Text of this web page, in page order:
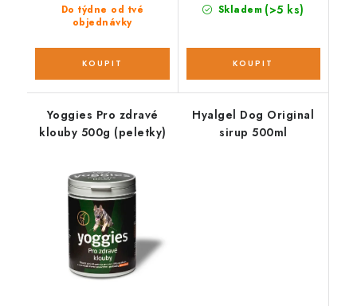
Do týdne od tvé
objednávky
Skladem (>5 ks)
Yoggies Pro zdravé
klouby 500g (peletky)
Hyalgel Dog Original
sirup 500ml